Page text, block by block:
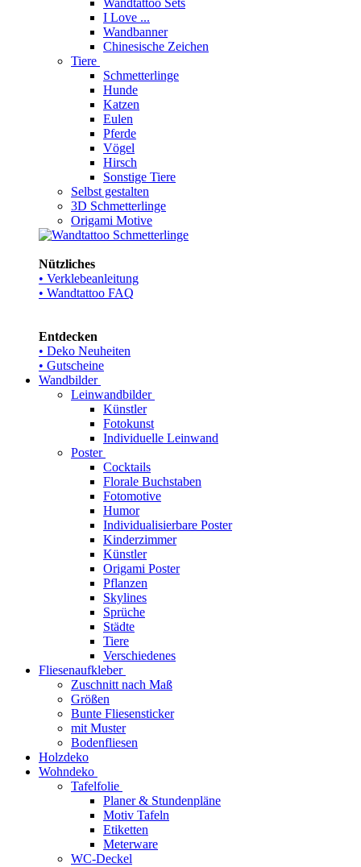
Wandtattoo Sets
I Love ...
Wandbanner
Chinesische Zeichen
Tiere
Schmetterlinge
Hunde
Katzen
Eulen
Pferde
Vögel
Hirsch
Sonstige Tiere
Selbst gestalten
3D Schmetterlinge
Origami Motive
Nützliches
• Verklebeanleitung
• Wandtattoo FAQ
Entdecken
• Deko Neuheiten
• Gutscheine
Wandbilder
Leinwandbilder
Künstler
Fotokunst
Individuelle Leinwand
Poster
Cocktails
Florale Buchstaben
Fotomotive
Humor
Individualisierbare Poster
Kinderzimmer
Künstler
Origami Poster
Pflanzen
Skylines
Sprüche
Städte
Tiere
Verschiedenes
Fliesenaufkleber
Zuschnitt nach Maß
Größen
Bunte Fliesensticker
mit Muster
Bodenfliesen
Holzdeko
Wohndeko
Tafelfolie
Planer & Stundenpläne
Motiv Tafeln
Etiketten
Meterware
WC-Deckel